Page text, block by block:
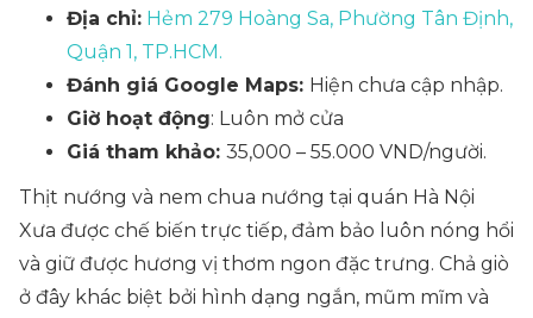
Địa chỉ: Hẻm 279 Hoàng Sa, Phường Tân Định,
Quận 1, TP.HCM.
Đánh giá Google Maps: Hiện chưa cập nhập.
Giờ hoạt động: Luôn mở cửa
Giá tham khảo: 35,000 – 55.000 VND/người.
Thịt nướng và nem chua nướng tại quán Hà Nội
Xưa được chế biến trực tiếp, đảm bảo luôn nóng hổi
và giữ được hương vị thơm ngon đặc trưng. Chả giò
ở đây khác biệt bởi hình dạng ngắn, mũm mĩm và